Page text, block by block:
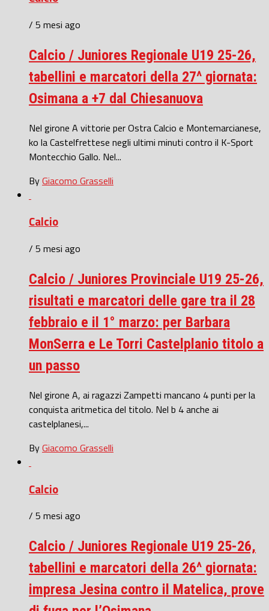
/ 5 mesi ago
Calcio / Juniores Regionale U19 25-26,
tabellini e marcatori della 27^ giornata:
Osimana a +7 dal Chiesanuova
Nel girone A vittorie per Ostra Calcio e Montemarcianese,
ko la Castelfrettese negli ultimi minuti contro il K-Sport
Montecchio Gallo. Nel...
ByGiacomo Grasselli
Calcio
/ 5 mesi ago
Calcio / Juniores Provinciale U19 25-26,
risultati e marcatori delle gare tra il 28
febbraio e il 1° marzo: per Barbara
MonSerra e Le Torri Castelplanio titolo a
un passo
Nel girone A, ai ragazzi Zampetti mancano 4 punti per la
conquista aritmetica del titolo. Nel b 4 anche ai
castelplanesi,...
ByGiacomo Grasselli
Calcio
/ 5 mesi ago
Calcio / Juniores Regionale U19 25-26,
tabellini e marcatori della 26^ giornata:
impresa Jesina contro il Matelica, prove